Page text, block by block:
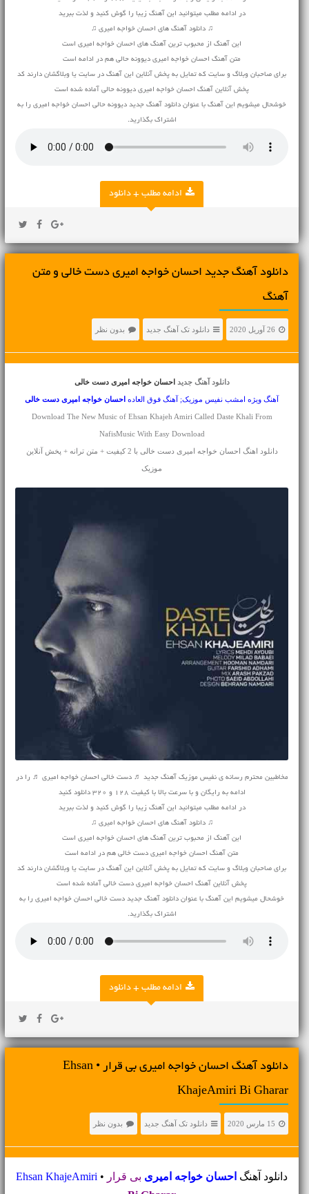
در ادامه مطلب میتوانید این آهنگ زیبا را گوش کنید و لذت ببرید
♫ دانلود آهنگ های احسان خواجه امیری ♫
این آهنگ از محبوب ترین آهنگ های احسان خواجه امیری است
متن آهنگ احسان خواجه امیری دیوونه حالی هم در ادامه است
برای صاحبان وبلاگ و سایت که تمایل به پخش آنلاین این آهنگ در سایت یا وبلاگشان دارند کد
پخش آنلاین آهنگ احسان خواجه امیری دیوونه حالی آماده شده است
خوشحال میشویم این آهنگ با عنوان دانلود آهنگ جدید دیوونه حالی احسان خواجه امیری را به
اشتراک بگذارید.
ادامه مطلب + دانلود
دانلود آهنگ جديد احسان خواجه امیری دست خالی و متن
آهنگ
26 آوریل 2020 دانلود تک آهنگ جدید بدون نظر
دانلود آهنگ جدید احسان خواجه امیری دست خالی
آهنگ ویژه امشب نفیس موزیک; آهنگ فوق العاده احسان خواجه امیری دست خالی
Download The New Music of Ehsan Khajeh Amiri Called Daste Khali From
NafisMusic With Easy Download
دانلود اهنگ احسان خواجه امیری دست خالی با 2 کیفیت + متن ترانه + پخش آنلاین
موزیک
مخاطبین محترم رسانه ی نفیس موزیک آهنگ جدید ♬ دست خالی احسان خواجه امیری ♬ را در
ادامه به رایگان و با سرعت بالا با کیفیت 128 و 320 دانلود کنید
در ادامه مطلب میتوانید این آهنگ زیبا را گوش کنید و لذت ببرید
♫ دانلود آهنگ های احسان خواجه امیری ♫
این آهنگ از محبوب ترین آهنگ های احسان خواجه امیری است
متن آهنگ احسان خواجه امیری دست خالی هم در ادامه است
برای صاحبان وبلاگ و سایت که تمایل به پخش آنلاین این آهنگ در سایت یا وبلاگشان دارند کد
پخش آنلاین آهنگ احسان خواجه امیری دست خالی آماده شده است
خوشحال میشویم این آهنگ با عنوان دانلود آهنگ جدید دست خالی احسان خواجه امیری را به
اشتراک بگذارید.
ادامه مطلب + دانلود
دانلود آهنگ احسان خواجه امیری بی قرار • Ehsan
KhajeAmiri Bi Gharar
15 مارس 2020 دانلود تک آهنگ جدید بدون نظر
دانلود آهنگ احسان خواجه امیری بی قرار •
Ehsan KhajeAmiri